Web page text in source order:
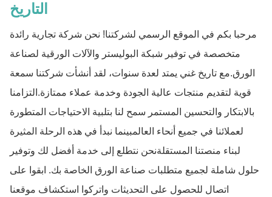
التاريخ
مرحبا بكم في الموقع الرسمي لشركتنا! نحن شركة تجارية رائدة
متخصصة في توفير شبكة البوليستر والآلات الورقية لصناعة
الورق.مع تاريخ غني يمتد لعدة سنوات، لقد أنشأت شركتنا سمعة
قوية لتقديم منتجات عالية الجودة وخدمة عملاء ممتازة.التزامنا
بالابتكار والتحسين المستمر سمح لنا بتلبية الاحتياجات المتطورة
لعملائنا في جميع أنحاء العالمبينما نبدأ في هذه الرحلة المثيرة
لبناء منصتنا المستقلةنحن نتطلع إلى خدمة أفضل لك وتوفير
حلول شاملة لجميع متطلبات صناعة الورق الخاصة بك. ابقوا على
اتصال للحصول على التحديثات واتركوا استكشاف موقعنا